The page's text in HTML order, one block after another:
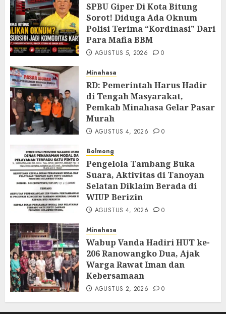
SPBU Giper Di Kota Bitung
Sorot! Diduga Ada Oknum
Polisi Terima “Kordinasi” Dari
Para Mafia BBM
AGUSTUS 5, 2026 0
Minahasa
RD: Pemerintah Harus Hadir
di Tengah Masyarakat,
Pemkab Minahasa Gelar Pasar
Murah
AGUSTUS 4, 2026 0
Bolmong
Pengelola Tambang Buka
Suara, Aktivitas di Tanoyan
Selatan Diklaim Berada di
WIUP Berizin
AGUSTUS 4, 2026 0
Minahasa
Wabup Vanda Hadiri HUT ke-
206 Ranowangko Dua, Ajak
Warga Rawat Iman dan
Kebersamaan
AGUSTUS 2, 2026 0